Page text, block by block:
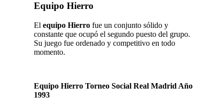
Equipo Hierro
El equipo Hierro fue un conjunto sólido y
constante que ocupó el segundo puesto del grupo.
Su juego fue ordenado y competitivo en todo
momento.
Equipo Hierro Torneo Social Real Madrid Año
1993